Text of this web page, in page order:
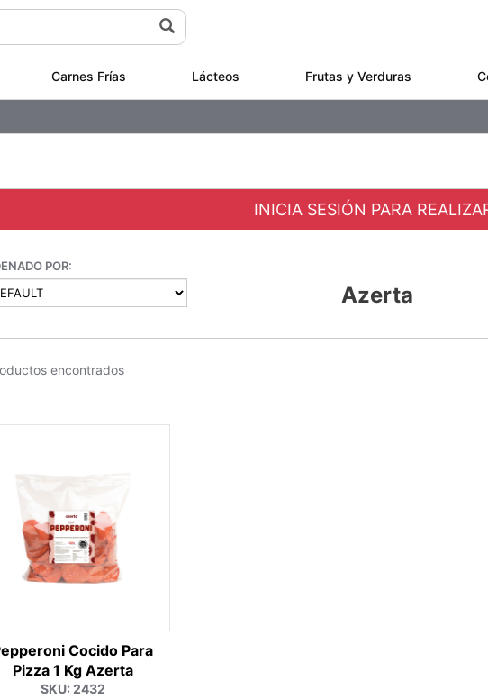
Carnes Frías Lácteos Frutas y Verduras
INICIA SESIÓN PARA
POR:
Azerta
encontrados
Cocido Para
Pizza 1 Kg Azerta
SKU: 2432